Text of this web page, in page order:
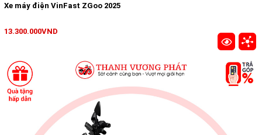
Xe máy điện VinFast ZGoo 2025
13.300.000VND